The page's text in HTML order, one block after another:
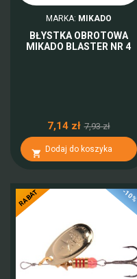
MARKA: MIKADO
BŁYSTKA OBROTOWA
MIKADO BLASTER NR 4
7,14 zł 7,93 zł
 Dodaj do koszyka
-10%
RABAT